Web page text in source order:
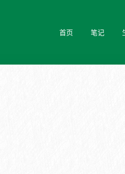
首页 笔记